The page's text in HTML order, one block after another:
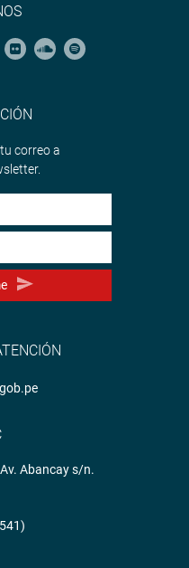
correo a
Abancay s/n.